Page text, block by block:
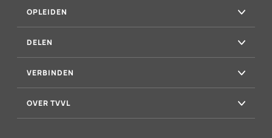
OPLEIDEN
DELEN
VERBINDEN
OVER TVVL